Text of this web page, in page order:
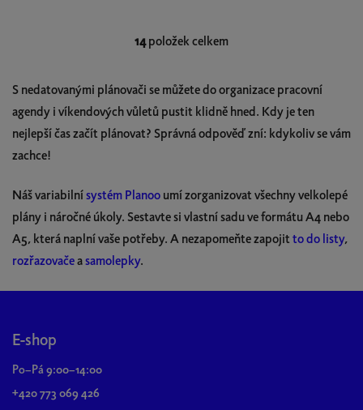
O
l
á
d
a
p
r
k
14položek celkem
S nedatovanými plánovači se můžete do organizace pracovní
agendy i víkendových vůletů pustit klidně hned. Kdy je ten
nejlepší čas začít plánovat? Správná odpověď zní: kdykoliv se vám
zachce!
Náš variabilnísystém Planoo umí zorganizovat všechny velkolepé
plány i náročné úkoly. Sestavte si vlastní sadu ve formátu A4 nebo
A5, která naplní vaše potřeby. A nezapomeňte zapojit to do listy,
rozřazovačeasamolepky.
E-shop
Po–Pá 9:00–14:00
+420 773 069 426